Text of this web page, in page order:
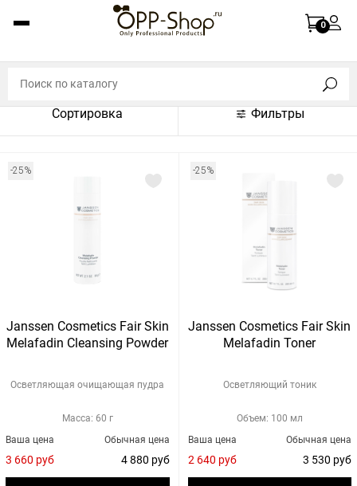
0
Сортировка Фильтры
По названию (A-Z)
По цене (по возрастанию)
По цене (по убыванию)
По популярности (по убыванию)
120
-25%
Janssen Cosmetics Fair Skin
Melafadin Cleansing Powder
Осветляющая очищающая пудра
Масса: 60 г
Обычная цена
4 880 руб
Ваша цена
3 660 руб
-25%
Janssen Cosmetics Fair Skin
Melafadin Toner
Осветляющий тоник
Объем: 100 мл
Обычная цена
3 530 руб
Ваша цена
2 640 руб